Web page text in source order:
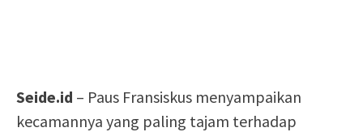
Seide.id – Paus Fransiskus menyampaikan
kecamannya yang paling tajam terhadap